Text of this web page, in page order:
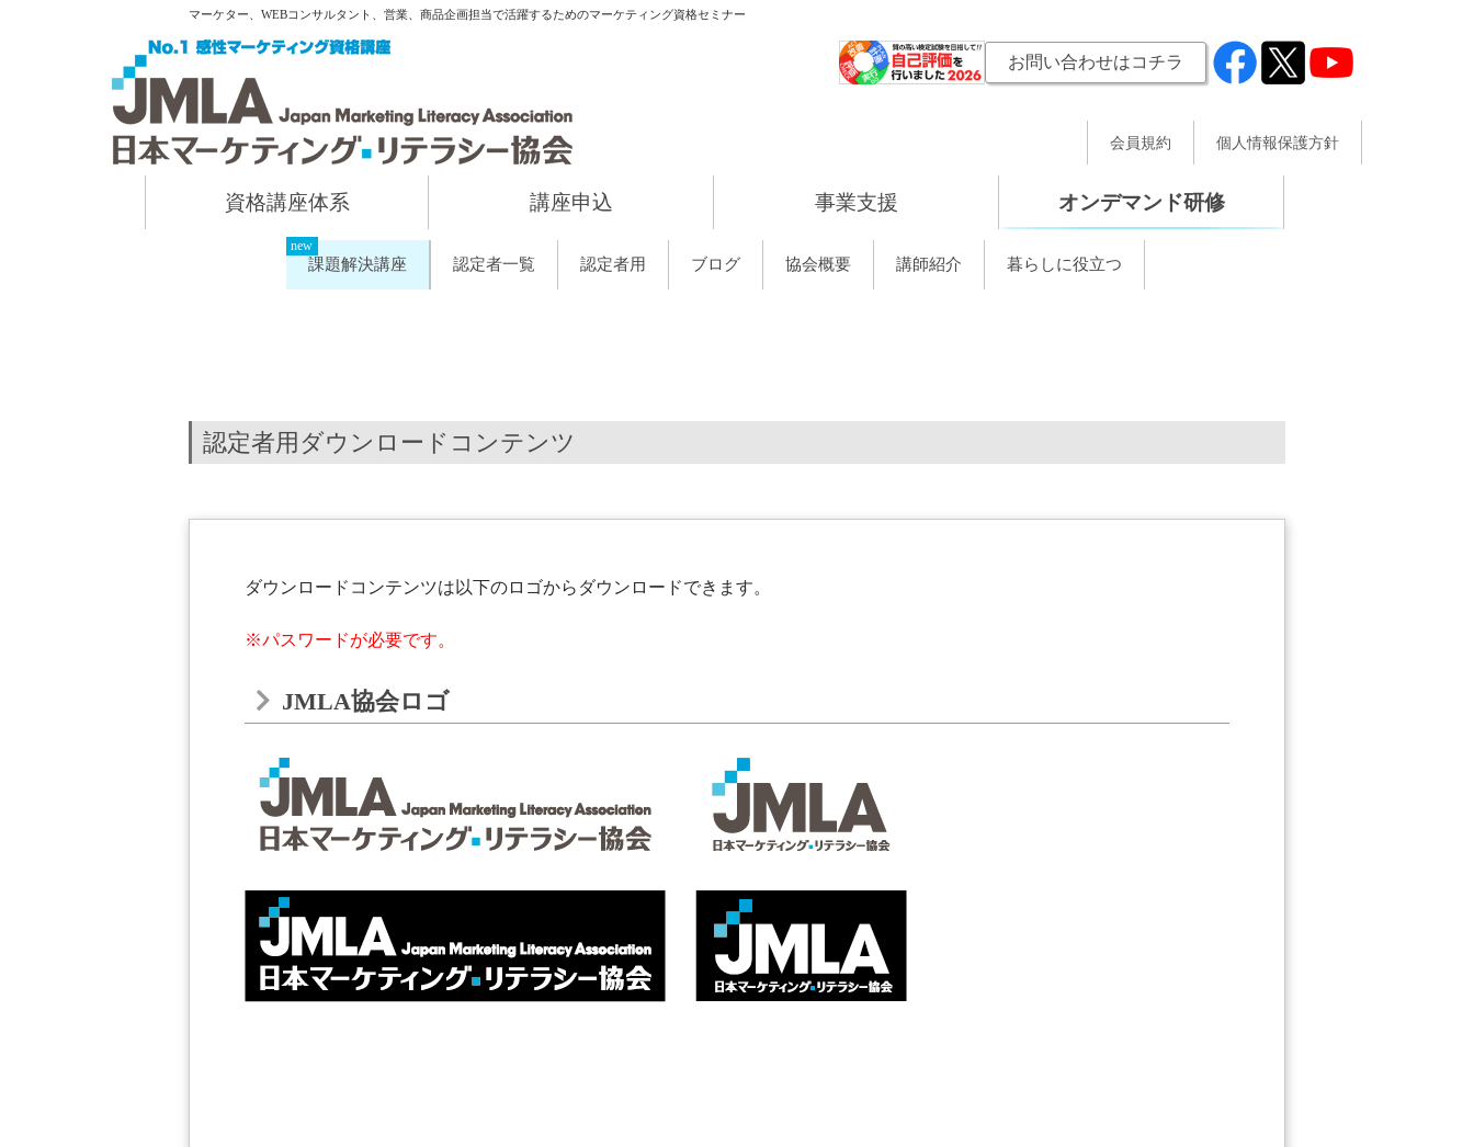
マーケター、WEBコンサルタント、営業、商品企画担当で活躍するためのマーケティング資格セミナー
お問い合わせはコチラ
会員規約 個人情報保護方針
資格講座体系 講座申込 事業支援 オンデマンド研修
課題解決講座 認定者一覧 認定者用 ブログ 協会概要 講師紹介 暮らしに役立つ
認定者用ダウンロードコンテンツ
ダウンロードコンテンツは以下のロゴからダウンロードできます。
※パスワードが必要です。
JMLA協会ロゴ